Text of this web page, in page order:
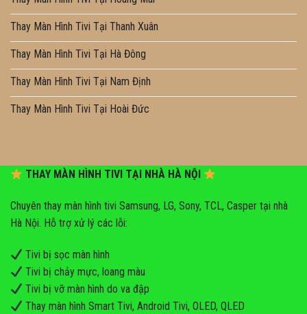
Thay Màn Hình Tivi Tại Thanh Xuân
Thay Màn Hình Tivi Tại Hà Đông
Thay Màn Hình Tivi Tại Nam Định
Thay Màn Hình Tivi Tại Hoài Đức
THAY MÀN HÌNH TIVI TẠI NHÀ HÀ NỘI
Chuyên thay màn hình tivi Samsung, LG, Sony, TCL, Casper tại nhà
Hà Nội. Hỗ trợ xử lý các lỗi:
Tivi bị sọc màn hình
Tivi bị chảy mực, loang màu
Tivi bị vỡ màn hình do va đập
Thay màn hình Smart Tivi, Android Tivi, OLED, QLED